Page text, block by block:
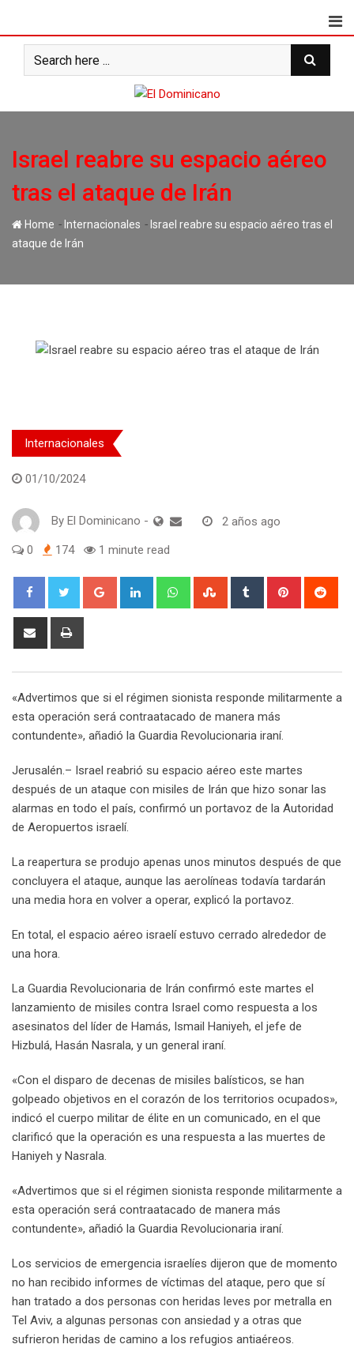
content
Israel reabre su espacio aéreo
tras el ataque de Irán
Home - Internacionales - Israel reabre su espacio aéreo tras el
ataque de Irán
Internacionales
01/10/2024
By El Dominicano - 2 años ago
0 174 1 minute read
Google+ LinkedIn WhatsappStumbleUpon
Tumblr Pinterest
Share
«Advertimos que si el régimen sionista responde militarmente a
esta operación será contraatacado de manera más
contundente», añadió la Guardia Revolucionaria iraní.
Jerusalén.– Israel reabrió su espacio aéreo este martes
después de un ataque con misiles de Irán que hizo sonar las
alarmas en todo el país, confirmó un portavoz de la Autoridad
de Aeropuertos israelí.
La reapertura se produjo apenas unos minutos después de que
concluyera el ataque, aunque las aerolíneas todavía tardarán
una media hora en volver a operar, explicó la portavoz.
En total, el espacio aéreo israelí estuvo cerrado alrededor de
una hora.
La Guardia Revolucionaria de Irán confirmó este martes el
lanzamiento de misiles contra Israel como respuesta a los
asesinatos del líder de Hamás, Ismail Haniyeh, el jefe de
Hizbulá, Hasán Nasrala, y un general iraní.
«Con el disparo de decenas de misiles balísticos, se han
golpeado objetivos en el corazón de los territorios ocupados»,
indicó el cuerpo militar de élite en un comunicado, en el que
clarificó que la operación es una respuesta a las muertes de
Haniyeh y Nasrala.
«Advertimos que si el régimen sionista responde militarmente a
esta operación será contraatacado de manera más
contundente», añadió la Guardia Revolucionaria iraní.
Los servicios de emergencia israelíes dijeron que de momento
no han recibido informes de víctimas del ataque, pero que sí
han tratado a dos personas con heridas leves por metralla en
Tel Aviv, a algunas personas con ansiedad y a otras que
sufrieron heridas de camino a los refugios antiaéreos.